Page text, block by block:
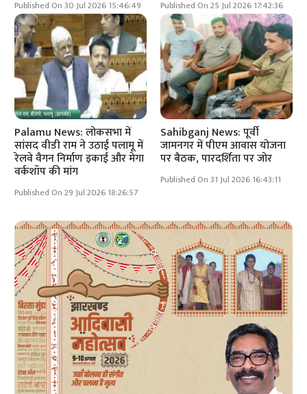
Published On 30 Jul 2026 15:46:49 Published On 25 Jul 2026 17:42:36
Palamu News: लोकसभा में
सांसद वीडी राम ने उठाई पलामू में
रेलवे वैगन निर्माण इकाई और मेगा
वर्कशॉप की मांग
Published On 29 Jul 2026 18:26:57
Sahibganj News: पूर्वी
जामनगर में पीएम आवास योजना
पर बैठक, पारदर्शिता पर जोर
Published On 31 Jul 2026 16:43:11